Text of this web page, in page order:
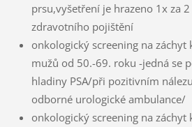
prsu,vyšetření je hrazeno 1x za
zdravotního pojištění
onkologický screening na
mužů od 50.-69. roku -jedná se
hladiny PSA/při pozitivním
odborné urologické ambulance/
onkologický screening na záchyt